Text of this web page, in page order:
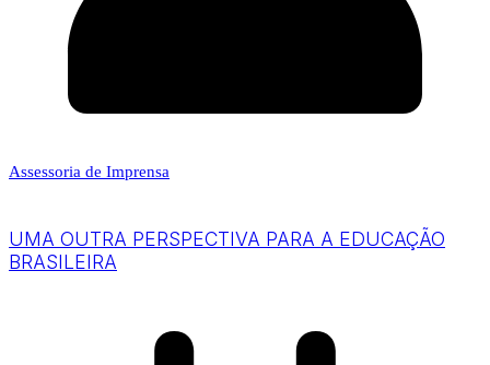
Assessoria de Imprensa
UMA OUTRA PERSPECTIVA PARA A EDUCAÇÃO
BRASILEIRA